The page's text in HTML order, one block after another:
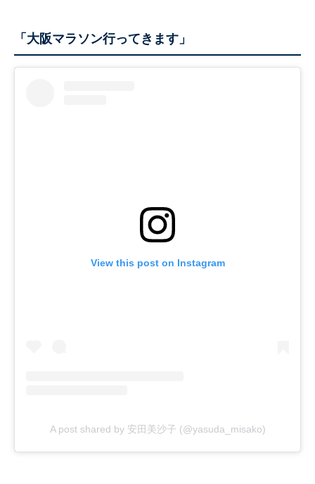
「大阪マラソン行ってきます」
View this post on Instagram
A post shared by 安田美沙子 (@yasuda_misako)